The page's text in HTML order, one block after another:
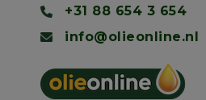
+31 88 654 3 654
info@olieonline.nl